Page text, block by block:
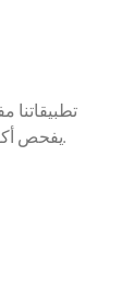
يفحص أكوادنا مفتوحة المصدر ويجري عليها تعديلاته.